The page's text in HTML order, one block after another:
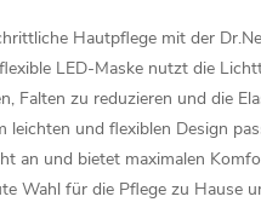
Hautpflege mit der
LED-Maske nutzt die
Falten zu reduzieren und die
leichten und flexiblen Design
an und bietet maximalen
Wahl für die Pflege zu Hause